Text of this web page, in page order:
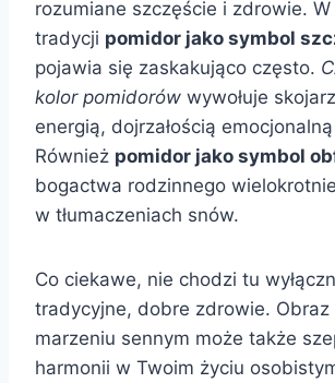
rozumiane szczęście i zdrowie. W
tradycji pomidor jako symbol
pojawia się zaskakująco często.
kolor pomidorów wywołuje
energią, dojrzałością emocjonalną
Również pomidor jako symbol
bogactwa rodzinnego
w tłumaczeniach snów.
Co ciekawe, nie chodzi tu
tradycyjne, dobre zdrowie.
marzeniu sennym może także
harmonii w Twoim życiu